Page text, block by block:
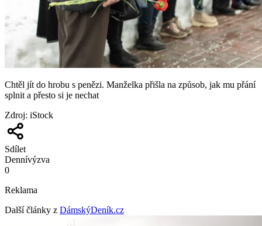
Chtěl jít do hrobu s penězi. Manželka přišla na způsob, jak mu přání
splnit a přesto si je nechat
Zdroj: iStock
Sdílet
Dennívýzva
0
Reklama
Další články z DámskýDeník.cz